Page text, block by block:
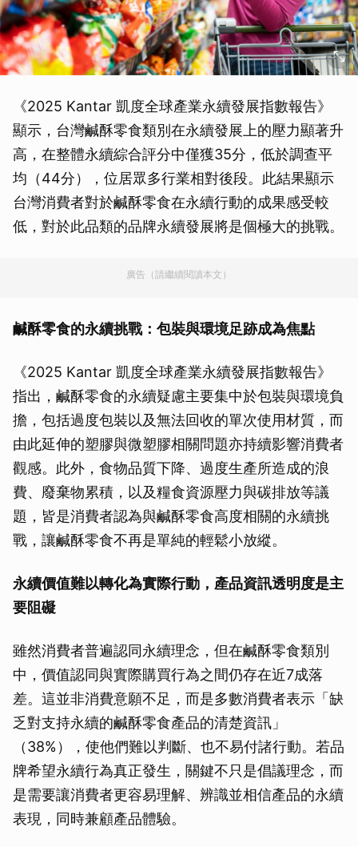
《2025 Kantar 凱度全球產業永續發展指數報告》
顯示，台灣鹹酥零食類別在永續發展上的壓力顯著升
高，在整體永續綜合評分中僅獲35分，低於調查平
均（44分），位居眾多行業相對後段。此結果顯示
台灣消費者對於鹹酥零食在永續行動的成果感受較
低，對於此品類的品牌永續發展將是個極大的挑戰。
廣告（請繼續閱讀本文）
鹹酥零食的永續挑戰：包裝與環境足跡成為焦點
《2025 Kantar 凱度全球產業永續發展指數報告》
指出，鹹酥零食的永續疑慮主要集中於包裝與環境負
擔，包括過度包裝以及無法回收的單次使用材質，而
由此延伸的塑膠與微塑膠相關問題亦持續影響消費者
觀感。此外，食物品質下降、過度生產所造成的浪
費、廢棄物累積，以及糧食資源壓力與碳排放等議
題，皆是消費者認為與鹹酥零食高度相關的永續挑
戰，讓鹹酥零食不再是單純的輕鬆小放縱。
永續價值難以轉化為實際行動，產品資訊透明度是主
要阻礙
雖然消費者普遍認同永續理念，但在鹹酥零食類別
中，價值認同與實際購買行為之間仍存在近7成落
差。這並非消費意願不足，而是多數消費者表示「缺
乏對支持永續的鹹酥零食產品的清楚資訊」
（38%），使他們難以判斷、也不易付諸行動。若品
牌希望永續行為真正發生，關鍵不只是倡議理念，而
是需要讓消費者更容易理解、辨識並相信產品的永續
表現，同時兼顧產品體驗。